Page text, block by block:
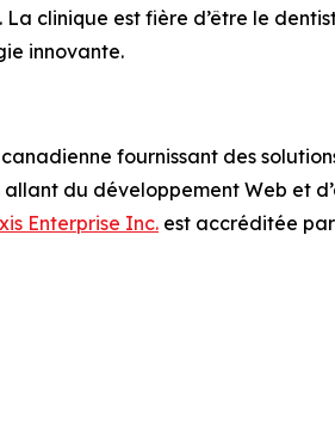
clinique est fière d’être le
innovante.
fournissant des
du développement Web et
Enterprise Inc. est accréditée